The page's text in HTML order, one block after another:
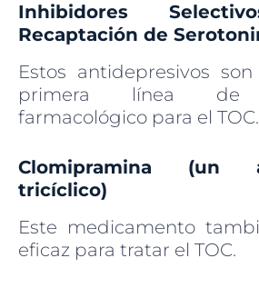
Inhibidores
Recaptación de
Estos antidepresivos
primera línea de
farmacológico para el TOC.
Clomipramina (un
tricíclico)
Este medicamento
eficaz para tratar el TOC.